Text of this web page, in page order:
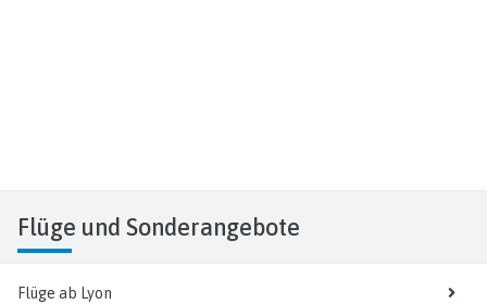
Flüge und Sonderangebote
Flüge ab Lyon